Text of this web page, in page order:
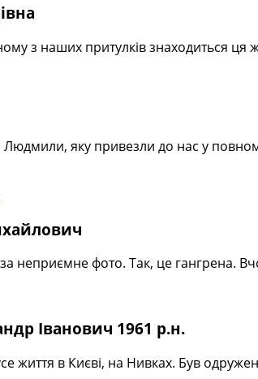
з наших притулків знаходиться ця
Людмили, яку привезли до нас у
неприємне фото. Так, це гангрена.
Іванович 1961 р.н.
життя в Києві, на Нивках. Був